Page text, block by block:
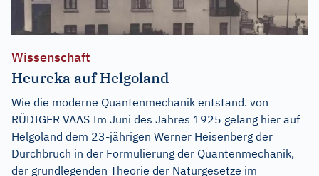
Wissenschaft
Heureka auf Helgoland
Wie die moderne Quantenmechanik entstand. von
RÜDIGER VAAS Im Juni des Jahres 1925 gelang hier auf
Helgoland dem 23-jährigen Werner Heisenberg der
Durchbruch in der Formulierung der Quantenmechanik,
der grundlegenden Theorie der Naturgesetze im